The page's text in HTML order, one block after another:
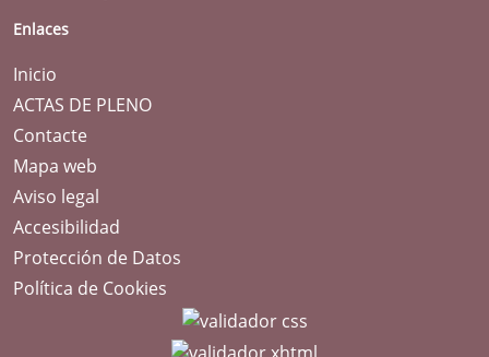
Enlaces
Inicio
ACTAS DE PLENO
Contacte
Mapa web
Aviso legal
Accesibilidad
Protección de Datos
Política de Cookies